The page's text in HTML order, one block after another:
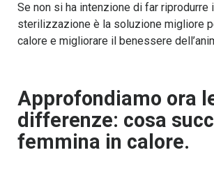
Se non si ha intenzione di far riprodurre
sterilizzazione è la soluzione migliore
calore e migliorare il benessere
Approfondiamo ora
differenze: cosa
femmina in calore.